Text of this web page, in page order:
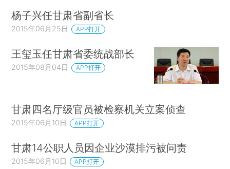
杨子兴任甘肃省副省长
2015年06月25日 APP打开
王玺玉任甘肃省委统战部长
2015年08月04日 APP打开
甘肃四名厅级官员被检察机关立案侦查
2015年06月10日 APP打开
甘肃14公职人员因企业沙漠排污被问责
2015年06月10日 APP打开